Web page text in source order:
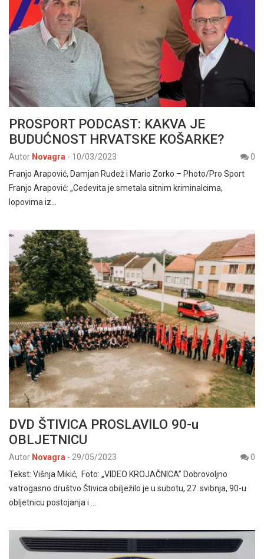
PROSPORT PODCAST: KAKVA JE
BUDUĆNOST HRVATSKE KOŠARKE?
Autor Novagra - 10/03/2023
0
Franjo Arapović, Damjan Rudež i Mario Zorko – Photo/Pro Sport
Franjo Arapović: „Cedevita je smetala sitnim kriminalcima,
lopovima iz…
DVD ŠTIVICA PROSLAVILO 90-u
OBLJETNICU
Autor Novagra - 29/05/2023
0
Tekst: Višnja Mikić, Foto: „VIDEO KROJAČNICA” Dobrovoljno
vatrogasno društvo Štivica obilježilo je u subotu, 27. svibnja, 90-u
obljetnicu postojanja i …